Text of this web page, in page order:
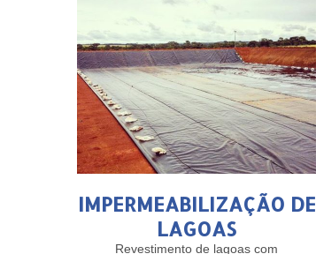
IMPERMEABILIZAÇÃO DE
LAGOAS
Revestimento de lagoas com